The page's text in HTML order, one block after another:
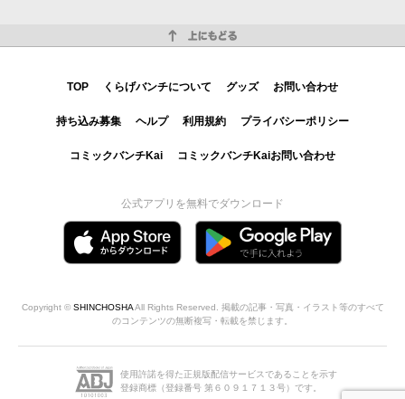
TOP くらげバンチについて グッズ お問い合わせ
持ち込み募集 ヘルプ 利用規約 プライバシーポリシー
コミックバンチKai コミックバンチKaiお問い合わせ
公式アプリを無料でダウンロード
Copyright © SHINCHOSHAAll Rights Reserved. 掲載の記事・写真・イラスト等のすべて
のコンテンツの無断複写・転載を禁じます。
使用許諾を得た正規版配信サービスであることを示す
登録商標（登録番号 第６０９１７１３号）です。